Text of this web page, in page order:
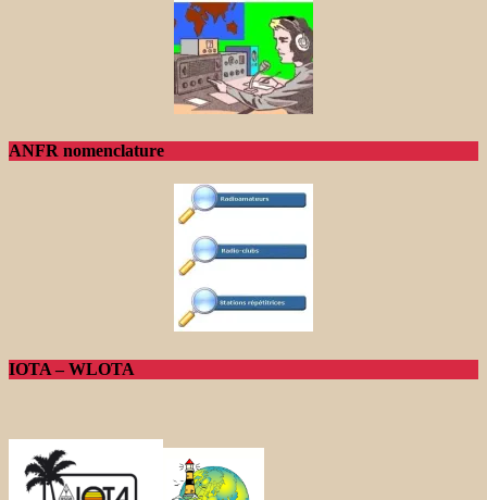
ANFR nomenclature
IOTA – WLOTA